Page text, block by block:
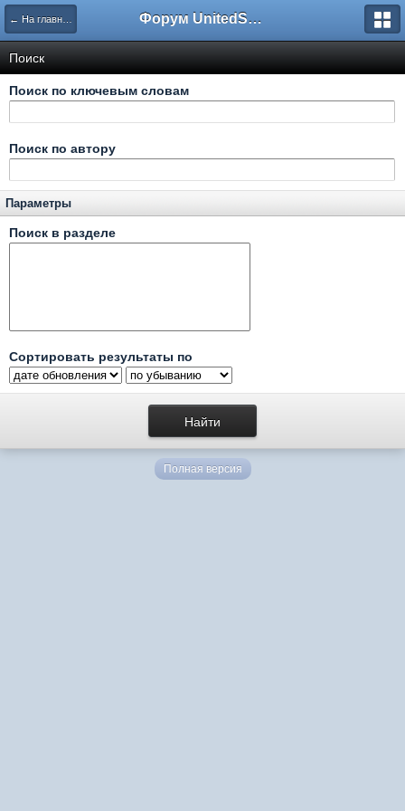
← На главную Форум UnitedSouth
Поиск
Поиск по ключевым словам
Поиск по автору
Параметры
Поиск в разделе
Сортировать результаты по
Полная версия